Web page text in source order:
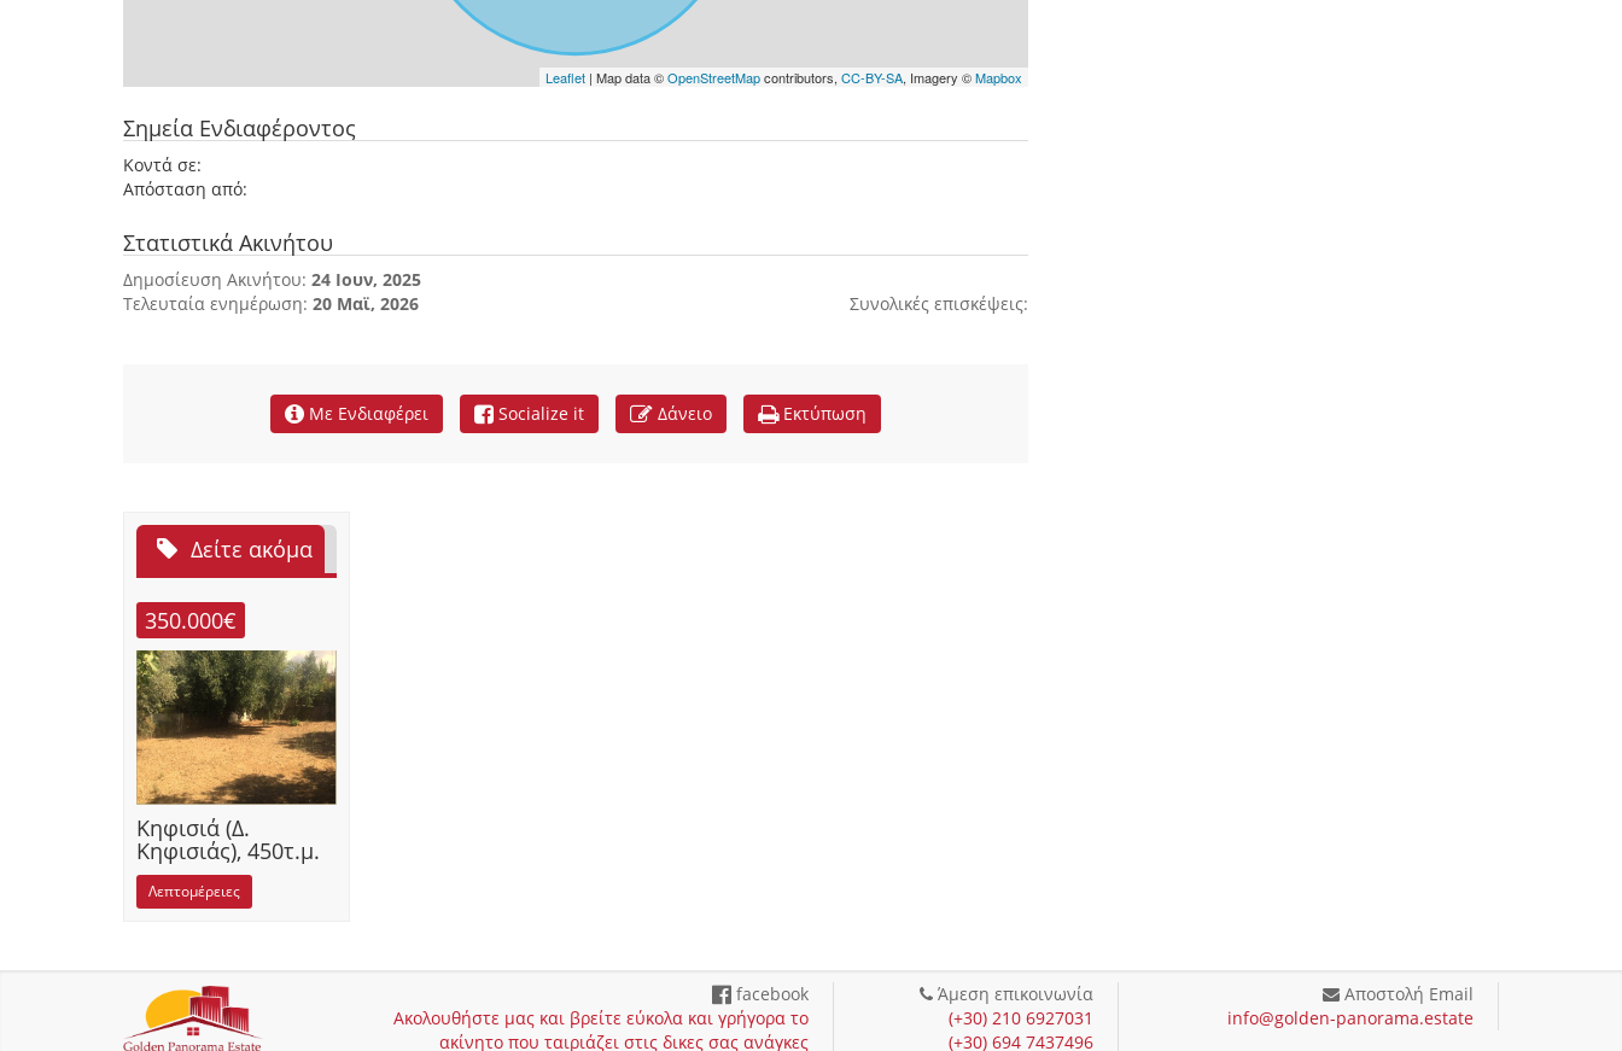
Leaflet | Map data ©OpenStreetMapcontributors, CC-BY-SA, Imagery ©Mapbox
Σημεία Ενδιαφέροντος
Κοντά σε:
Απόσταση από:
Στατιστικά Ακινήτου
Δημοσίευση Ακινήτου: 24 Ιουν, 2025
Τελευταία ενημέρωση: 20 Μαϊ, 2026 Συνολικές επισκέψεις:
Με Ενδιαφέρει Socialize it Δάνειο Εκτύπωση
Δείτε ακόμα
350.000€
Κηφισιά (Δ.
Κηφισιάς), 450τ.μ.
Λεπτομέρειες
facebook
Ακολουθήστε μας και βρείτε εύκολα και γρήγορα το
ακίνητο που ταιριάζει στις δικες σας ανάγκες
Άμεση επικοινωνία
(+30) 210 6927031
(+30) 694 7437496
Αποστολή Email
info@golden-panorama.estate